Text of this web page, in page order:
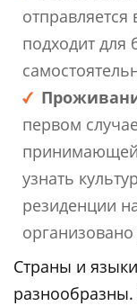
отправляется
подходит для
первом
принимающей
узнать
резиденции
Страны и